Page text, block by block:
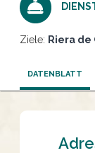
Ziele: Riera de
DATENBLATT